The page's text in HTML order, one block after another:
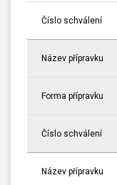
Číslo schválení
Název přípravku
Forma přípravku
Číslo schválení
Název přípravku